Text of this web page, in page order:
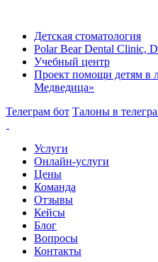
Детская стоматология
Polar Bear Dental Clinic,
Учебный центр
Проект помощи детям в
Медведица»
Телеграм бот Талоны в
Услуги
Онлайн-услуги
Цены
Команда
Отзывы
Кейсы
Блог
Вопросы
Контакты